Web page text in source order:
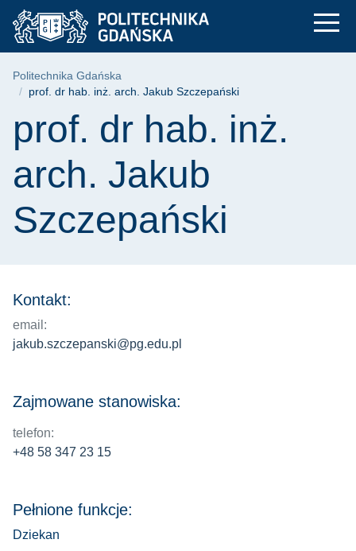
Przejdź
do
menu
Przejdź
do
wyszukiwarki
Przejdź
do
treści
prof. dr hab. inż.
Ścieżka nawigacyjna
Politechnika Gdańska
prof. dr hab. inż. arch. Jakub Szczepański
Treść strony
prof. dr hab. inż.
arch. Jakub
Szczepański
Kontakt:
email:
jakub.szczepanski@pg.edu.pl
Zajmowane stanowiska:
telefon:
+48 58 347 23 15
Pełnione funkcje:
Dziekan